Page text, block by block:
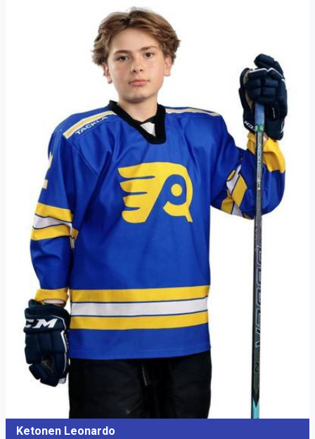
Ketonen Leonardo